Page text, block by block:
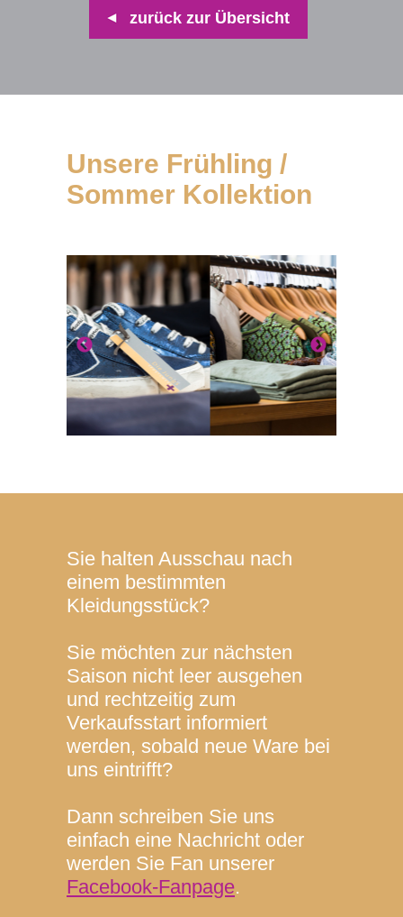
zurück zur Übersicht
Unsere Frühling /
Sommer Kollektion
Sie halten Ausschau nach
einem bestimmten
Kleidungsstück?
Sie möchten zur nächsten
Saison nicht leer ausgehen
und rechtzeitig zum
Verkaufsstart informiert
werden, sobald neue Ware bei
uns eintrifft?
Dann schreiben Sie uns
einfach eine Nachricht oder
werden Sie Fan unserer
Facebook-Fanpage.